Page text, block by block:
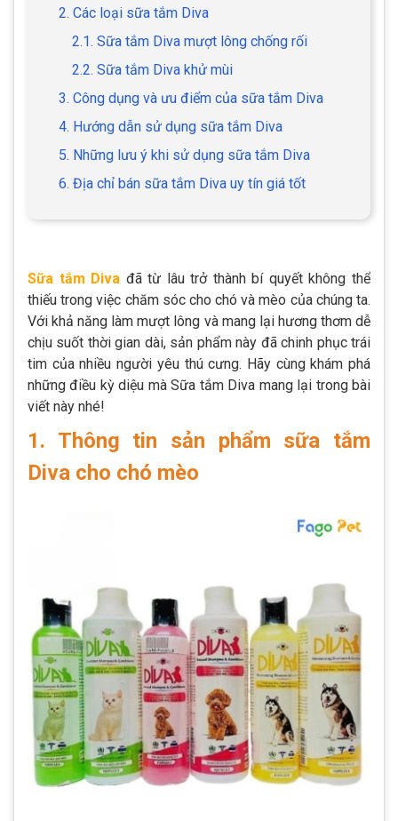
2. Các loại sữa tắm Diva
2.1. Sữa tắm Diva mượt lông chống rối
2.2. Sữa tắm Diva khử mùi
3. Công dụng và ưu điểm của sữa tắm Diva
4. Hướng dẫn sử dụng sữa tắm Diva
5. Những lưu ý khi sử dụng sữa tắm Diva
6. Địa chỉ bán sữa tắm Diva uy tín giá tốt
Sữa tắm Diva đã từ lâu trở thành bí quyết không thể
thiếu trong việc chăm sóc cho chó và mèo của chúng ta.
Với khả năng làm mượt lông và mang lại hương thơm dễ
chịu suốt thời gian dài, sản phẩm này đã chinh phục trái
tim của nhiều người yêu thú cưng. Hãy cùng khám phá
những điều kỳ diệu mà Sữa tắm Diva mang lại trong bài
viết này nhé!
1. Thông tin sản phẩm sữa tắm
Diva cho chó mèo